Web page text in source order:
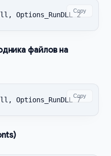
Options_RunDLL 2Copy
файлов на
Options_RunDLL 7Copy